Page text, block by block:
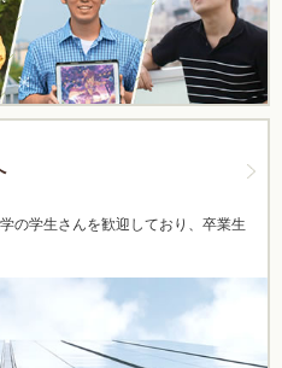
の学生さんを歓迎しており、卒業生